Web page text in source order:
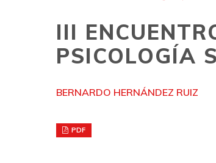
III
PSICOLOGÍA
BERNARDO HERNÁNDEZ RUIZ
PDF